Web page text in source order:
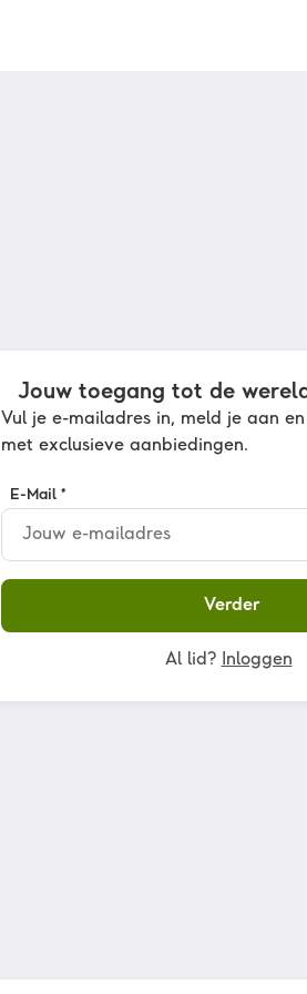
Jouw toegang tot de
Vul je e-mailadres in, meld je aan
met exclusieve aanbiedingen.
E-Mail *
Verder
Al lid? Inloggen